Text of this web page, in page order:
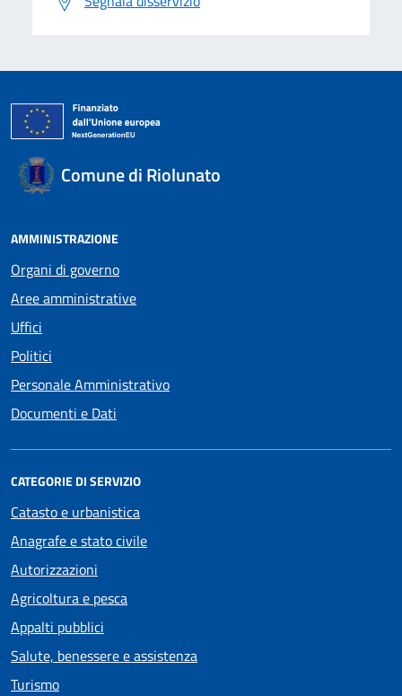
Comune di Riolunato
AMMINISTRAZIONE
Organi di governo
Aree amministrative
Uffici
Politici
Personale Amministrativo
Documenti e Dati
CATEGORIE DI SERVIZIO
Catasto e urbanistica
Anagrafe e stato civile
Autorizzazioni
Agricoltura e pesca
Appalti pubblici
Salute, benessere e assistenza
Turismo